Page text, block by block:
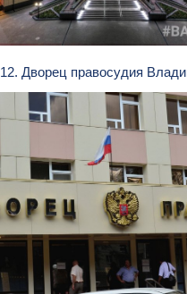
12. Дворец правосудия